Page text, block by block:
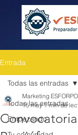
Entrada
Todas las entradas
Empezando
Todas las entradas
Marketing
15 may 1 min de